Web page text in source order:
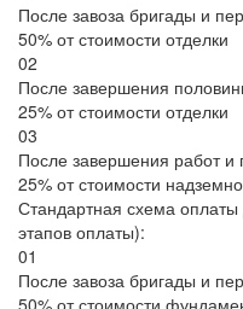
После завоза бригады и
50% от стоимости отделки
02
После завершения
25% от стоимости отделки
03
После завершения работ и
25% от стоимости
Стандартная схема
этапов оплаты):
01
После завоза бригады и